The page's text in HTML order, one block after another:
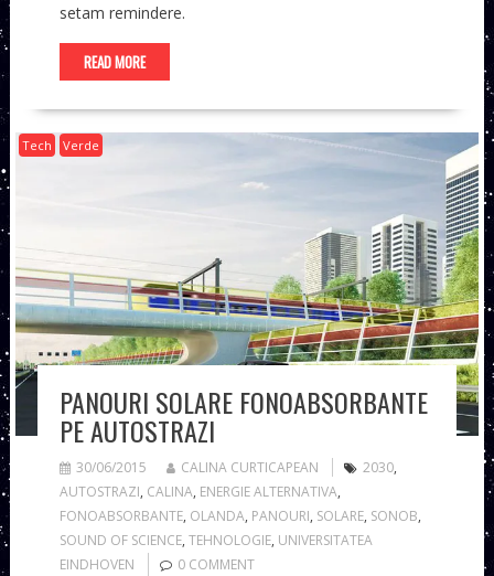
setam remindere.
READ MORE
Tech Verde
PANOURI SOLARE FONOABSORBANTE
PE AUTOSTRAZI
30/06/2015 CALINA CURTICAPEAN 2030,
AUTOSTRAZI, CALINA, ENERGIE ALTERNATIVA,
FONOABSORBANTE, OLANDA, PANOURI, SOLARE, SONOB,
SOUND OF SCIENCE, TEHNOLOGIE, UNIVERSITATEA
EINDHOVEN
0 COMMENT